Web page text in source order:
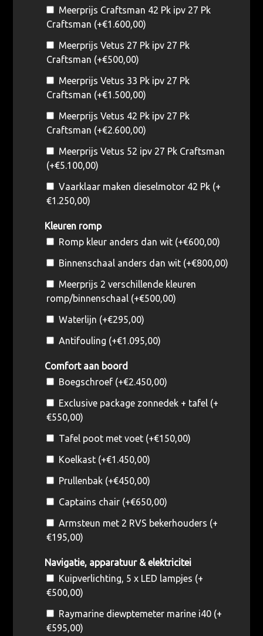
Meerprijs Craftsman 42 Pk ipv 27 Pk
Craftsman (+€1.600,00)
Meerprijs Vetus 27 Pk ipv 27 Pk
Craftsman (+€500,00)
Meerprijs Vetus 33 Pk ipv 27 Pk
Craftsman (+€1.500,00)
Meerprijs Vetus 42 Pk ipv 27 Pk
Craftsman (+€2.600,00)
Meerprijs Vetus 52 ipv 27 Pk Craftsman
(+€5.100,00)
Vaarklaar maken dieselmotor 42 Pk (+
€1.250,00)
Kleuren romp
Romp kleur anders dan wit (+€600,00)
Binnenschaal anders dan wit (+€800,00)
Meerprijs 2 verschillende kleuren
romp/binnenschaal (+€500,00)
Waterlijn (+€295,00)
Antifouling (+€1.095,00)
Comfort aan boord
Boegschroef (+€2.450,00)
Exclusive package zonnedek + tafel (+
€550,00)
Tafel poot met voet (+€150,00)
Koelkast (+€1.450,00)
Prullenbak (+€450,00)
Captains chair (+€650,00)
Armsteun met 2 RVS bekerhouders (+
€195,00)
Navigatie, apparatuur & elektricitei
Kuipverlichting, 5 x LED lampjes (+
€500,00)
Raymarine diewptemeter marine i40 (+
€595,00)